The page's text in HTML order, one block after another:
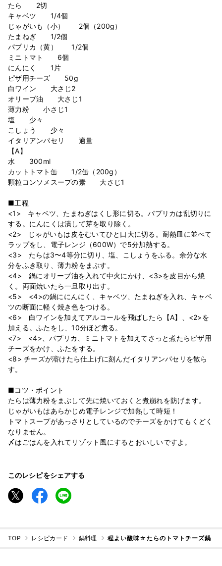
たら 2切
キャベツ 1/4個
じゃがいも（小） 2個（200g）
たまねぎ 1/2個
パプリカ（黄） 1/2個
ミニトマト 6個
にんにく 1片
ピザ用チーズ 50g
白ワイン 大さじ2
オリーブ油 大さじ1
薄力粉 小さじ1
塩 少々
こしょう 少々
イタリアンパセリ 適量
【A】
水 300ml
カットトマト缶 1/2缶（200g）
顆粒コンソメスープの素 大さじ1
■工程
<1> キャベツ、たまねぎはくし形に切る。パプリカは乱切りに
する。にんにくは潰して芽を取り除く。
<2> じゃがいもは皮をむいてひと口大に切る。耐熱皿に並べて
ラップをし、電子レンジ（600W）で5分加熱する。
<3> たらは3〜4等分に切り、塩、こしょうをふる。余分な水
分をふき取り、薄力粉をまぶす。
<4> 鍋にオリーブ油を入れて中火にかけ、<3>を皮目から焼
く。両面焼いたら一旦取り出す。
<5> <4>の鍋ににんにく、キャベツ、たまねぎを入れ、キャベ
ツの断面に軽く焼き色をつける。
<6> 白ワインを加えてアルコールを飛ばしたら【A】、<2>を
加える。ふたをし、10分ほど煮る。
<7> <4>、パプリカ、ミニトマトを加えてさっと煮たらピザ用
チーズをかけ、ふたをする。
<8> チーズが溶けたら仕上げに刻んだイタリアンパセリを散ら
す。
■コツ・ポイント
たらは薄力粉をまぶして先に焼いておくと煮崩れを防げます。
じゃがいもはあらかじめ電子レンジで加熱して時短！
トマトスープがあっさりとしているのでチーズをかけてもくどく
なりません。
〆はごはんを入れてリゾット風にするとおいしいですよ。
このレシピをシェアする
TOP レシピカード 鍋料理 程よい酸味☆たらのトマトチーズ鍋